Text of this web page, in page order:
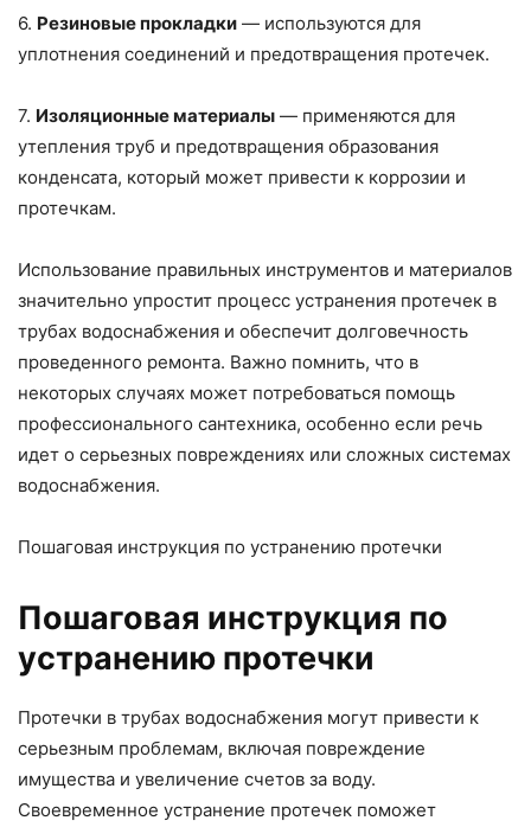
6. Резиновые прокладки — используются для
уплотнения соединений и предотвращения протечек.
7. Изоляционные материалы — применяются для
утепления труб и предотвращения образования
конденсата, который может привести к коррозии и
протечкам.
Использование правильных инструментов и материалов
значительно упростит процесс устранения протечек в
трубах водоснабжения и обеспечит долговечность
проведенного ремонта. Важно помнить, что в
некоторых случаях может потребоваться помощь
профессионального сантехника, особенно если речь
идет о серьезных повреждениях или сложных системах
водоснабжения.
Пошаговая инструкция по устранению протечки
Пошаговая инструкция по
устранению протечки
Протечки в трубах водоснабжения могут привести к
серьезным проблемам, включая повреждение
имущества и увеличение счетов за воду.
Своевременное устранение протечек поможет